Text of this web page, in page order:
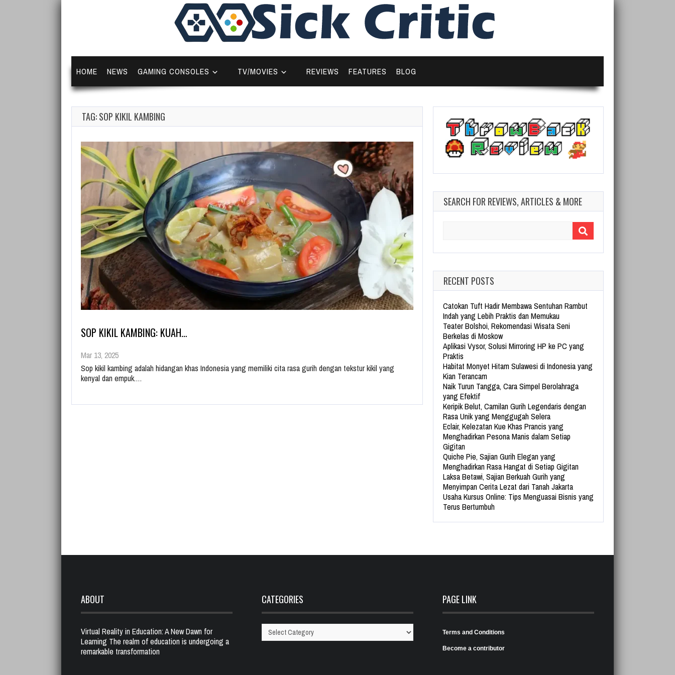
HOME NEWS GAMING CONSOLES TV/MOVIES REVIEWS FEATURES BLOG
TAG: SOP KIKIL KAMBING
SOP KIKIL KAMBING: KUAH…
Mar 13, 2025
Sop kikil kambing adalah hidangan khas Indonesia yang memiliki cita rasa gurih dengan tekstur kikil yang
kenyal dan empuk.…
SEARCH FOR REVIEWS, ARTICLES & MORE
RECENT POSTS
Catokan Tuft Hadir Membawa Sentuhan Rambut
Indah yang Lebih Praktis dan Memukau
Teater Bolshoi, Rekomendasi Wisata Seni
Berkelas di Moskow
Aplikasi Vysor, Solusi Mirroring HP ke PC yang
Praktis
Habitat Monyet Hitam Sulawesi di Indonesia yang
Kian Terancam
Naik Turun Tangga, Cara Simpel Berolahraga
yang Efektif
Keripik Belut, Camilan Gurih Legendaris dengan
Rasa Unik yang Menggugah Selera
Eclair, Kelezatan Kue Khas Prancis yang
Menghadirkan Pesona Manis dalam Setiap
Gigitan
Quiche Pie, Sajian Gurih Elegan yang
Menghadirkan Rasa Hangat di Setiap Gigitan
Laksa Betawi, Sajian Berkuah Gurih yang
Menyimpan Cerita Lezat dari Tanah Jakarta
Usaha Kursus Online: Tips Menguasai Bisnis yang
Terus Bertumbuh
ABOUT
Virtual Reality in Education: A New Dawn for
Learning The realm of education is undergoing a
remarkable transformation
CATEGORIES
Categories
PAGE LINK
Terms and Conditions
Become a contributor